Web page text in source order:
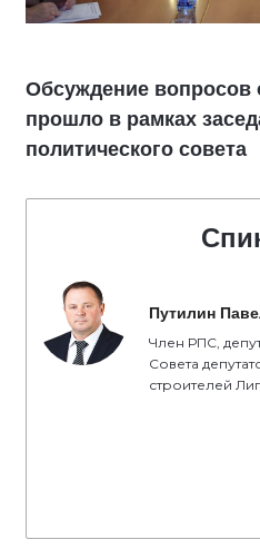
Обсуждение вопросов
прошло в рамках
политического совета
Путилин
Член РПС,
Совета
строителей